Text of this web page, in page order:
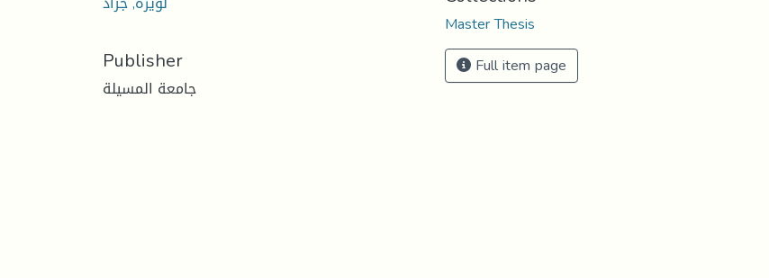
Publisher
جامعة المسيلة
Master Thesis
Full item page